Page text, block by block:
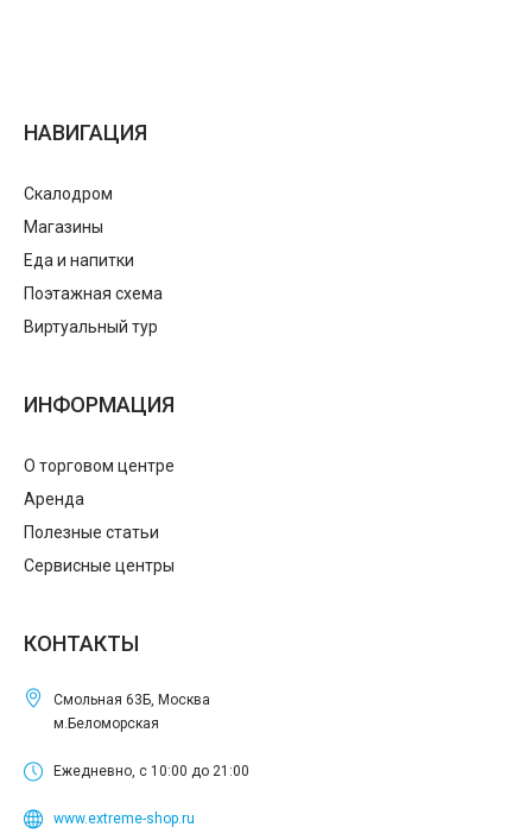
НАВИГАЦИЯ
Скалодром
Магазины
Еда и напитки
Поэтажная схема
Виртуальный тур
ИНФОРМАЦИЯ
О торговом центре
Аренда
Полезные статьи
Сервисные центры
КОНТАКТЫ
Смольная 63Б, Москва
м.Беломорская
Ежедневно, с 10:00 до 21:00
www.extreme-shop.ru